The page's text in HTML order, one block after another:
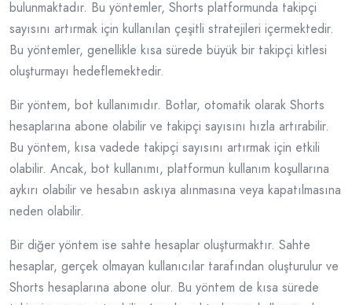
bulunmaktadır. Bu yöntemler, Shorts platformunda takipçi
sayısını artırmak için kullanılan çeşitli stratejileri içermektedir.
Bu yöntemler, genellikle kısa sürede büyük bir takipçi kitlesi
oluşturmayı hedeflemektedir.
Bir yöntem, bot kullanımıdır. Botlar, otomatik olarak Shorts
hesaplarına abone olabilir ve takipçi sayısını hızla artırabilir.
Bu yöntem, kısa vadede takipçi sayısını artırmak için etkili
olabilir. Ancak, bot kullanımı, platformun kullanım koşullarına
aykırı olabilir ve hesabın askıya alınmasına veya kapatılmasına
neden olabilir.
Bir diğer yöntem ise sahte hesaplar oluşturmaktır. Sahte
hesaplar, gerçek olmayan kullanıcılar tarafından oluşturulur ve
Shorts hesaplarına abone olur. Bu yöntem de kısa sürede